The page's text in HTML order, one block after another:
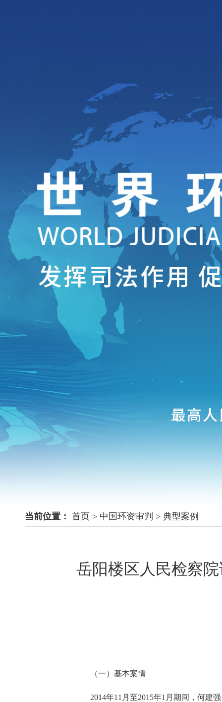
当前位置： 首页 > 中国环资审判 > 典型案例
岳阳楼区人民检察
（一）基本案情
2014年11月至2015年1月期间，何建强